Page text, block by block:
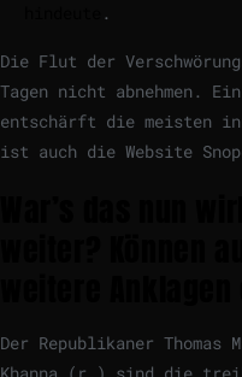
.
Die Flut der
Tagen nicht abnehmen.
entschärft die meisten
ist auch die Website
Der Republikaner